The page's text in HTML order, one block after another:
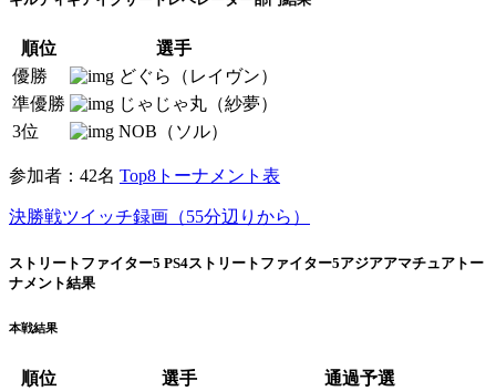
順位
選手
優勝
どぐら（レイヴン）
準優勝
じゃじゃ丸（紗夢）
3位
NOB（ソル）
参加者：42名 Top8トーナメント表
決勝戦ツイッチ録画（55分辺りから）
ストリートファイター5 PS4ストリートファイター5アジアアマチュアトー
ナメント結果
本戦結果
順位 選手
通過予選